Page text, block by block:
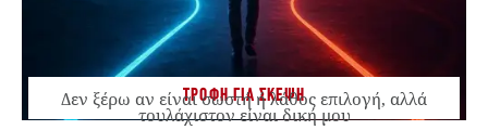
ΤΡΟΦΗ ΓΙΑ ΣΚΕΨΗ
Δεν ξέρω αν είναι σωστή ή λάθος επιλογή, αλλά
τουλάχιστον είναι δική μου